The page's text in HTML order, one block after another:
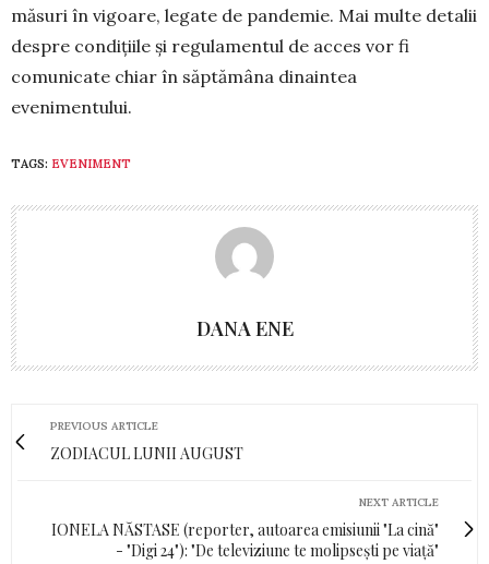
măsuri în vigoare, legate de pan­demie. Mai multe detalii
despre condiţiile şi regu­lamentul de acces vor fi
comunicate chiar în săptă­mâna dinaintea
evenimentului.
TAGS: EVENIMENT
DANA ENE
PREVIOUS ARTICLE
ZODIACUL LUNII AUGUST
NEXT ARTICLE
IONELA NĂSTASE (reporter, autoarea emisiunii "La cină"
- "Digi 24"): "De televiziune te molipsești pe viață"